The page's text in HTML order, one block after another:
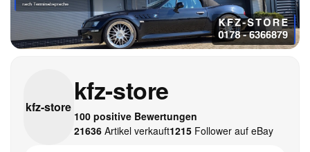
kfz-store
kfz-store
100 positive Bewertungen
21636Artikel verkauft1215Follower auf eBay